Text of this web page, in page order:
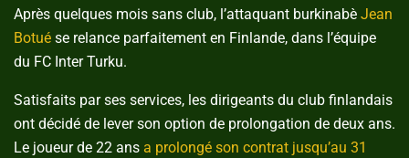
Après quelques mois sans club, l’attaquant burkinabè Jean
Botué se relance parfaitement en Finlande, dans l’équipe
du FC Inter Turku.
Satisfaits par ses services, les dirigeants du club finlandais
ont décidé de lever son option de prolongation de deux ans.
Le joueur de 22 ans a prolongé son contrat jusqu’au 31